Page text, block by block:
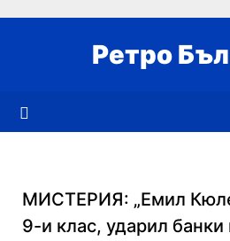
Ретро
МИСТЕРИЯ: „Емил
9-и клас, ударил банки